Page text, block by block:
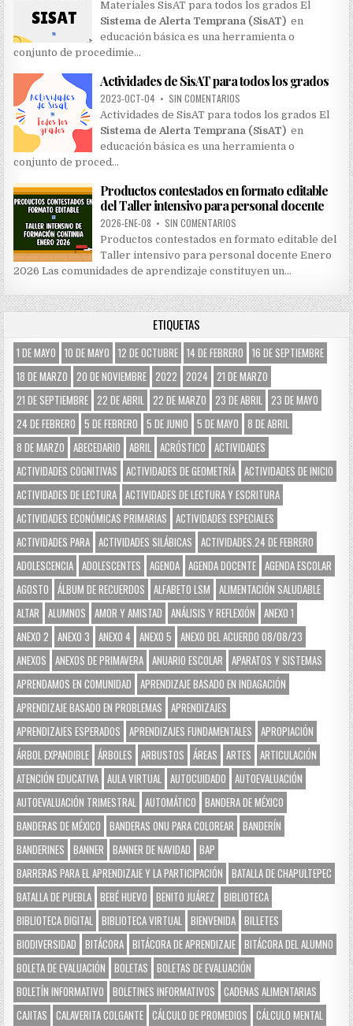
Materiales SisAT para todos los grados El
Sistema de Alerta Temprana (SisAT) en
educación básica es una herramienta o
conjunto de procedimie…
Actividades de SisAT para todos los grados
2023-OCT-04 • SIN COMENTARIOS
Actividades de SisAT para todos los grados El
Sistema de Alerta Temprana (SisAT) en
educación básica es una herramienta o
conjunto de proced…
Productos contestados en formato editable
del Taller intensivo para personal docente
2026-ENE-08 • SIN COMENTARIOS
Productos contestados en formato editable del
Taller intensivo para personal docente Enero
2026 Las comunidades de aprendizaje constituyen un…
ETIQUETAS
1 DE MAYO 10 DE MAYO 12 DE OCTUBRE 14 DE FEBRERO
16 DE SEPTIEMBRE
18 DE MARZO
20 DE NOVIEMBRE 2022 2024
21 DE MARZO
21 DE SEPTIEMBRE 22 DE ABRIL 22 DE MARZO 23 DE ABRIL
23 DE MAYO
24 DE FEBRERO
5 DE FEBRERO 5 DE JUNIO 5 DE MAYO
8 DE ABRIL
8 DE MARZO
ABECEDARIO ABRIL ACRÓSTICO
ACTIVIDADES
ACTIVIDADES COGNITIVAS
ACTIVIDADES DE GEOMETRÍA ACTIVIDADES DE INICIO
ACTIVIDADES DE LECTURA ACTIVIDADES DE LECTURA Y ESCRITURA
ACTIVIDADES ECONÓMICAS PRIMARIAS
ACTIVIDADES ESPECIALES
ACTIVIDADES PARA ACTIVIDADES SILÁBICAS
ACTIVIDADES.24 DE FEBRERO
ADOLESCENCIA ADOLESCENTES AGENDA AGENDA DOCENTE AGENDA ESCOLAR
AGOSTO
ÁLBUM DE RECUERDOS ALFABETO LSM
ALIMENTACIÓN SALUDABLE
ALTAR
ALUMNOS AMOR Y AMISTAD ANÁLISIS Y REFLEXIÓN
ANEXO 1
ANEXO 2
ANEXO 3 ANEXO 4 ANEXO 5
ANEXO DEL ACUERDO 08/08/23
ANEXOS
ANEXOS DE PRIMAVERA ANUARIO ESCOLAR
APARATOS Y SISTEMAS
APRENDAMOS EN COMUNIDAD
APRENDIZAJE BASADO EN INDAGACIÓN
APRENDIZAJE BASADO EN PROBLEMAS
APRENDIZAJES
APRENDIZAJES ESPERADOS
APRENDIZAJES FUNDAMENTALES
APROPIACIÓN
ÁRBOL EXPANDIBLE ÁRBOLES ARBUSTOS ÁREAS ARTES
ARTICULACIÓN
ATENCIÓN EDUCATIVA AULA VIRTUAL AUTOCUIDADO
AUTOEVALUACIÓN
AUTOEVALUACIÓN TRIMESTRAL
AUTOMÁTICO
BANDERA DE MÉXICO
BANDERAS DE MÉXICO
BANDERAS ONU PARA COLOREAR
BANDERÍN
BANDERINES
BANNER BANNER DE NAVIDAD
BAP
BARRERAS PARA EL APRENDIZAJE Y LA PARTICIPACIÓN
BATALLA DE CHAPULTEPEC
BATALLA DE PUEBLA BEBÉ HUEVO BENITO JUÁREZ
BIBLIOTECA
BIBLIOTECA DIGITAL
BIBLIOTECA VIRTUAL BIENVENIDA BILLETES
BIODIVERSIDAD
BITÁCORA BITÁCORA DE APRENDIZAJE BITÁCORA DEL ALUMNO
BOLETA DE EVALUACIÓN
BOLETAS
BOLETAS DE EVALUACIÓN
BOLETÍN INFORMATIVO
BOLETINES INFORMATIVOS
CADENAS ALIMENTARIAS
CAJITAS
CALAVERITA COLGANTE CÁLCULO DE PROMEDIOS
CÁLCULO MENTAL